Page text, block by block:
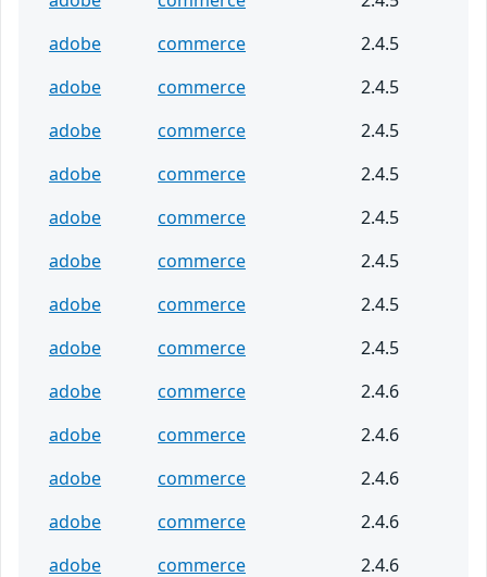
adobe
commerce
2.4.5
adobe
commerce
2.4.5
adobe
commerce
2.4.5
adobe
commerce
2.4.5
adobe
commerce
2.4.5
adobe
commerce
2.4.5
adobe
commerce
2.4.5
adobe
commerce
2.4.5
adobe
commerce
2.4.6
adobe
commerce
2.4.6
adobe
commerce
2.4.6
adobe
commerce
2.4.6
adobe
commerce
2.4.6